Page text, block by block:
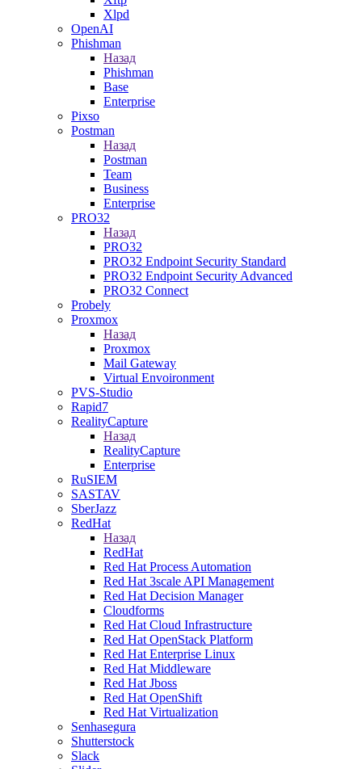
Xlpd
OpenAI
Phishman
Назад
Phishman
Base
Enterprise
Pixso
Postman
Назад
Postman
Team
Business
Enterprise
PRO32
Назад
PRO32
PRO32 Endpoint Security Standard
PRO32 Endpoint Security Advanced
PRO32 Connect
Probely
Proxmox
Назад
Proxmox
Mail Gateway
Virtual Envoironment
PVS-Studio
Rapid7
RealityCapture
Назад
RealityCapture
Enterprise
RuSIEM
SASTAV
SberJazz
RedHat
Назад
RedHat
Red Hat Process Automation
Red Hat 3scale API Management
Red Hat Decision Manager
Cloudforms
Red Hat Cloud Infrastructure
Red Hat OpenStack Platform
Red Hat Enterprise Linux
Red Hat Middleware
Red Hat Jboss
Red Hat OpenShift
Red Hat Virtualization
Senhasegura
Shutterstock
Slack